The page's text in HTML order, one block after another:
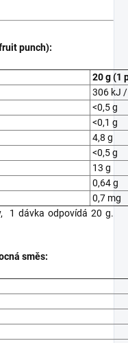
punch):
20 g (1
306 kJ
<0,5 g
<0,1 g
4,8 g
<0,5 g
13 g
0,64 g
0,7 mg
1 dávka odpovídá 20 g.
směs: